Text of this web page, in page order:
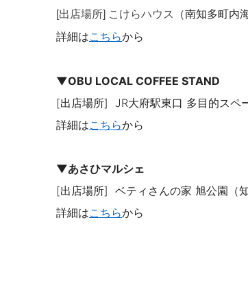
[出店場所] こけらハウス
（南知多町内
詳細はこちらから
▼OBU LOCAL COFFEE STAND
[出店場所] JR大府駅東口 多目的スペ
詳細はこちらから
▼あさひマルシェ
[出店場所] ベティさんの家 旭公園（
詳細はこちらから